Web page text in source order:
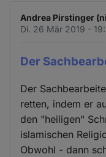
Andrea Pirstinger
Di. 26 Mär 2019 -
Der
Der
retten, indem er
den "heiligen"
islamischen
Obwohl - dann